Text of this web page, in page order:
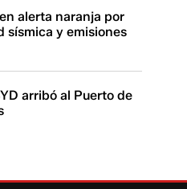
alerta naranja por
sísmica y emisiones
arribó al Puerto de